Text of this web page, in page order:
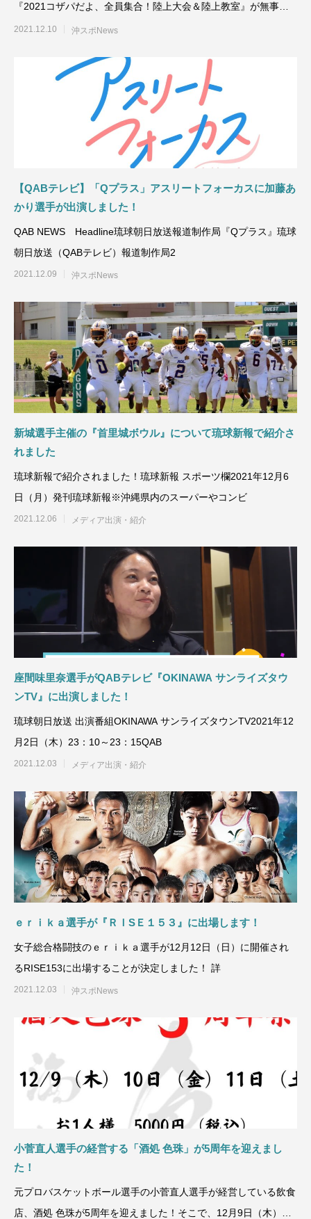
『2021コザパだよ、全員集合！陸上大会＆陸上教室』が無事開
催されました。
2021.12.10 沖スポNews
【QABテレビ】「Qプラス」アスリートフォーカスに加藤あ
かり選手が出演しました！
QAB NEWS Headline琉球朝日放送報道制作局『Qプラス』琉球
朝日放送（QABテレビ）報道制作局2
2021.12.09 沖スポNews
新城選手主催の『首里城ボウル』について琉球新報で紹介さ
れました
琉球新報で紹介されました！琉球新報 スポーツ欄2021年12月6
日（月）発刊琉球新報※沖縄県内のスーパーやコンビ
2021.12.06 メディア出演・紹介
座間味里奈選手がQABテレビ『OKINAWA サンライズタウ
ンTV』に出演しました！
琉球朝日放送 出演番組OKINAWA サンライズタウンTV2021年12
月2日（木）23：10～23：15QAB
2021.12.03 メディア出演・紹介
ｅｒｉｋａ選手が『ＲＩSＥ１５３』に出場します！
女子総合格闘技のｅｒｉｋａ選手が12月12日（日）に開催され
るRISE153に出場することが決定しました！ 詳
2021.12.03 沖スポNews
小菅直人選手の経営する「酒処 色珠」が5周年を迎えまし
た！
元プロバスケットボール選手の小菅直人選手が経営している飲食
店、酒処 色珠が5周年を迎えました！そこで、12月9日（木）～